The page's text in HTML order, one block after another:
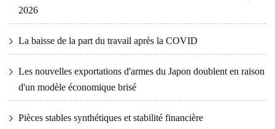
2026
La baisse de la part du travail après la COVID
Les nouvelles exportations d'armes du Japon doublent en raison
d'un modèle économique brisé
Pièces stables synthétiques et stabilité financière